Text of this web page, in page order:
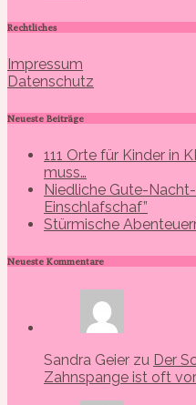
Rechtliches
Impressum
Datenschutz
Neueste Beiträge
111 Orte für Kinder in
muss…
Niedliche Gute-
Einschlafschaf”
Stürmische
Neueste Kommentare
Sandra Geier zu Der
Zahnspange ist oft